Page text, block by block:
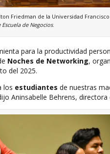
Friedman de la Universidad Francisco
de Negocios.
para la productividad
Noches de Networking,
del 2025.
los estudiantes de nuestras
Aninsabelle Behrens,